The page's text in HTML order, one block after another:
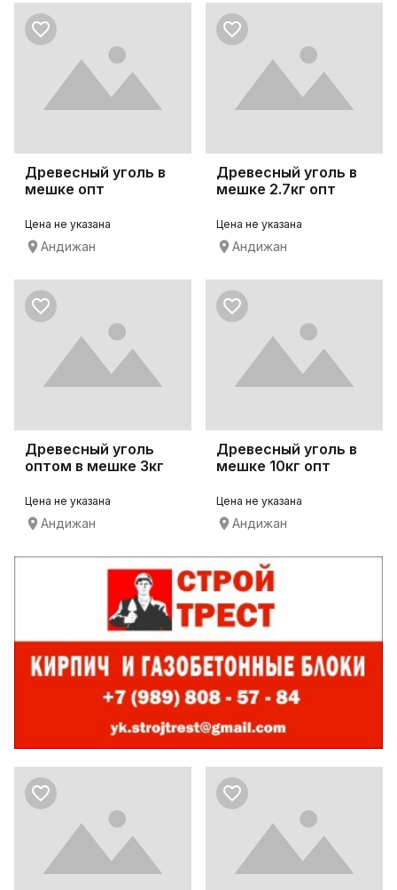
Древесный уголь в
мешке опт
Цена не указана
Андижан
Древесный уголь в
мешке 2.7кг опт
Цена не указана
Андижан
Древесный уголь
оптом в мешке 3кг
Цена не указана
Андижан
Древесный уголь в
мешке 10кг опт
Цена не указана
Андижан